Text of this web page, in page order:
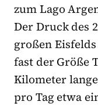
zum Lago
Der Druck des
großen
fast der Größe
Kilometer
pro Tag etwa